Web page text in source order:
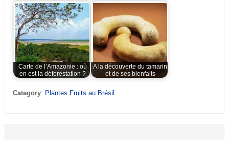
Carte de l’Amazonie : où
en est la déforestation ?
A la découverte du tamarin
et de ses bienfaits
Category: Plantes Fruits au Brésil